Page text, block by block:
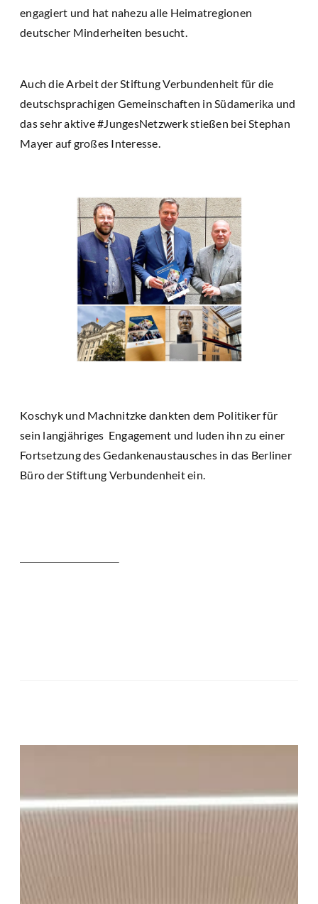
engagiert und hat nahezu alle Heimatregionen
deutscher Minderheiten besucht.
Auch die Arbeit der Stiftung Verbundenheit für die
deutschsprachigen Gemeinschaften in Südamerika und
das sehr aktive #JungesNetzwerk stießen bei Stephan
Mayer auf großes Interesse.
Koschyk und Machnitzke dankten dem Politiker für
sein langjähriges Engagement und luden ihn zu einer
Fortsetzung des Gedankenaustausches in das Berliner
Büro der Stiftung Verbundenheit ein.